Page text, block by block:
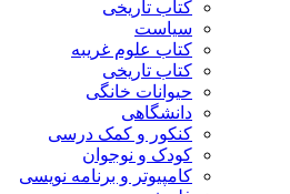
کتاب تاریخی
سیاست
کتاب علوم غریبه
کتاب تاریخی
حیوانات خانگی
دانشگاهی
کنکور و کمک‌ درسی
کودک و نوجوان
کامپیوتر و برنامه نویسی